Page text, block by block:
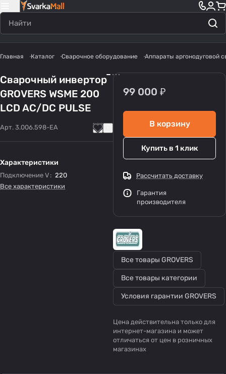
Главная Каталог Сварочное оборудование Аппараты аргонодуговой
Сварочный инвертор
GROVERS WSME 200
LCD AC/DC PULSE
Арт. 3.006.598-EA
Характеристики
Подключение V : 220
Все характеристики
99 000 ₽
В корзину
Купить в 1 клик
Рассчитать доставку
Гарантия
производителя
Все товары GROVERS
Все товары категории
Условия гарантии GROVERS
Цена действительна только для
интернет-магазина и может
отличаться от цен в розничных
магазинах